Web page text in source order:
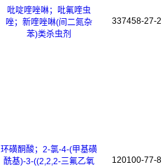
吡啶喹唑啉；吡氟喹虫
唑；新喹唑啉(间二氮杂
苯)类杀虫剂
337458-27-2
环磺酮酸；2-氯-4-(甲基磺
酰基)-3-((2,2,2-三氟乙氧
120100-77-8